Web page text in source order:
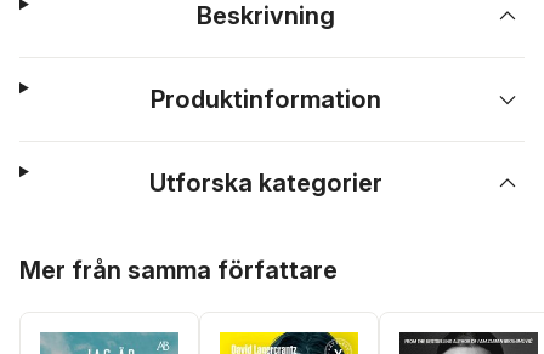
Beskrivning
Produktinformation
Utforska kategorier
Mer från samma författare